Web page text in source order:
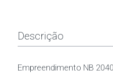
Descrição
Empreendimento NB